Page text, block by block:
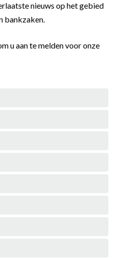
nieuws op het gebied
bankzaken.
u aan te melden voor onze